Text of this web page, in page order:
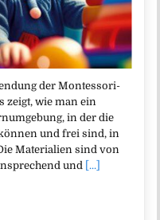
der Montessori-
zeigt, wie man ein
in der die
und frei sind, in
Materialien sind von
und [...]